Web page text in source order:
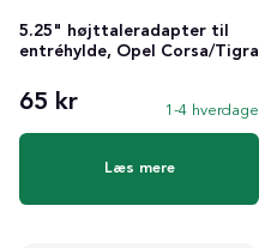
5.25" højttaleradapter til
entréhylde, Opel Corsa/Tigra
65 kr 1-4 hverdage
Læs mere